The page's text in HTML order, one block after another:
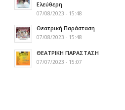
Ελεύθερη
07/08/2023 - 15:48
Θεατρική Παράσταση
07/08/2023 - 15:48
ΘΕΑΤΡΙΚΗ ΠΑΡΑΣΤΑΣΗ
07/07/2023 - 15:07